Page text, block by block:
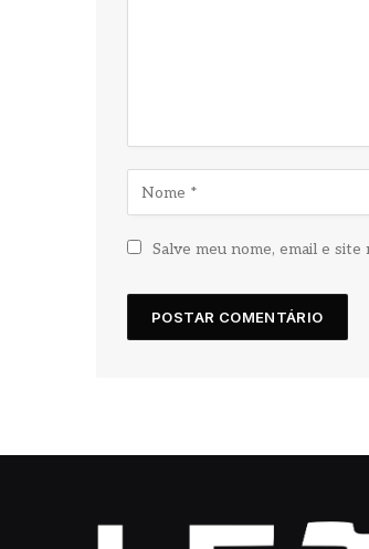
Salve meu nome, email e